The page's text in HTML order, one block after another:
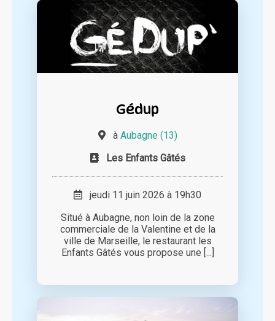
Gédup
à Aubagne (13)
Les Enfants Gâtés
jeudi 11 juin 2026 à 19h30
Situé à Aubagne, non loin de la zone
commerciale de la Valentine et de la
ville de Marseille, le restaurant les
Enfants Gâtés vous propose une [...]